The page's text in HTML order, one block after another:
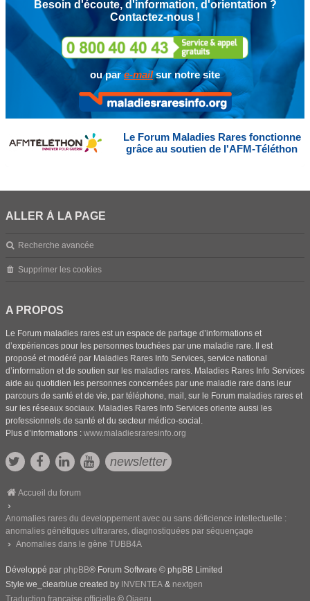
Besoin d'écoute, d'information, d'orientation ?
Contactez-nous !
ou pare-mailsur notre site
Le Forum Maladies Rares fonctionne
grâce au soutien de l'AFM-Téléthon
ALLER À LA PAGE
Recherche avancée
Supprimer les cookies
A PROPOS
Le Forum maladies rares est un espace de partage d’informations et
d’expériences pour les personnes touchées par une maladie rare. Il est
proposé et modéré par Maladies Rares Info Services, service national
d’information et de soutien sur les maladies rares. Maladies Rares Info Services
aide au quotidien les personnes concernées par une maladie rare dans leur
parcours de santé et de vie, par téléphone, mail, sur le Forum maladies rares et
sur les réseaux sociaux. Maladies Rares Info Services oriente aussi les
professionnels de santé et du secteur médico-social.
Plus d’informations : www.maladiesraresinfo.org
newsletter
Accueil du forum
Anomalies rares du developpement avec ou sans déficience intellectuelle :
anomalies génétiques ultrarares, diagnostiquées par séquençage
Anomalies dans le gène TUBB4A
Développé par phpBB® Forum Software © phpBB Limited
Style we_clearblue created by INVENTEA & nextgen
Traduction française officielle © Qiaeru